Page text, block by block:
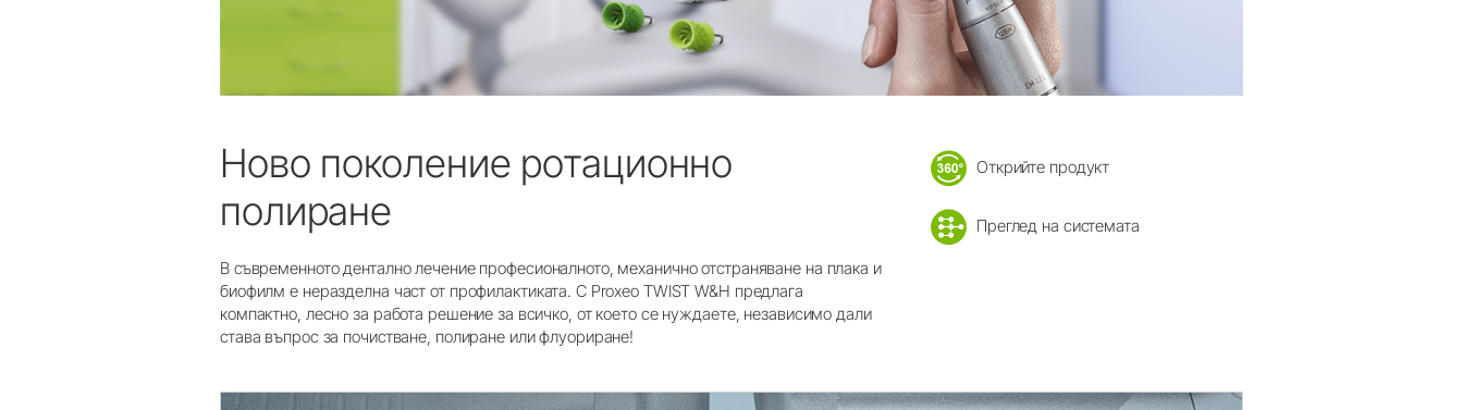
Ново поколение ротационно
полиране
В съвременното дентално лечение професионалното, механично отстраняване на плака и
биофилм е неразделна част от профилактиката. С Proxeo TWIST W&H предлага
компактно, лесно за работа решение за всичко, от което се нуждаете, независимо дали
става въпрос за почистване, полиране или флуориране!
Открийте продукт
Преглед на системата